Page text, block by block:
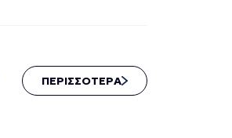
ΠΕΡΙΣΣΟΤΕΡΑ